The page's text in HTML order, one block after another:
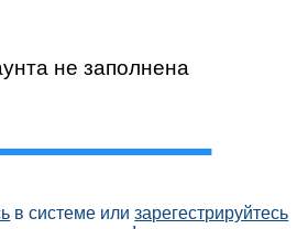
не заполнена
в системе илизарегестрируйтесь